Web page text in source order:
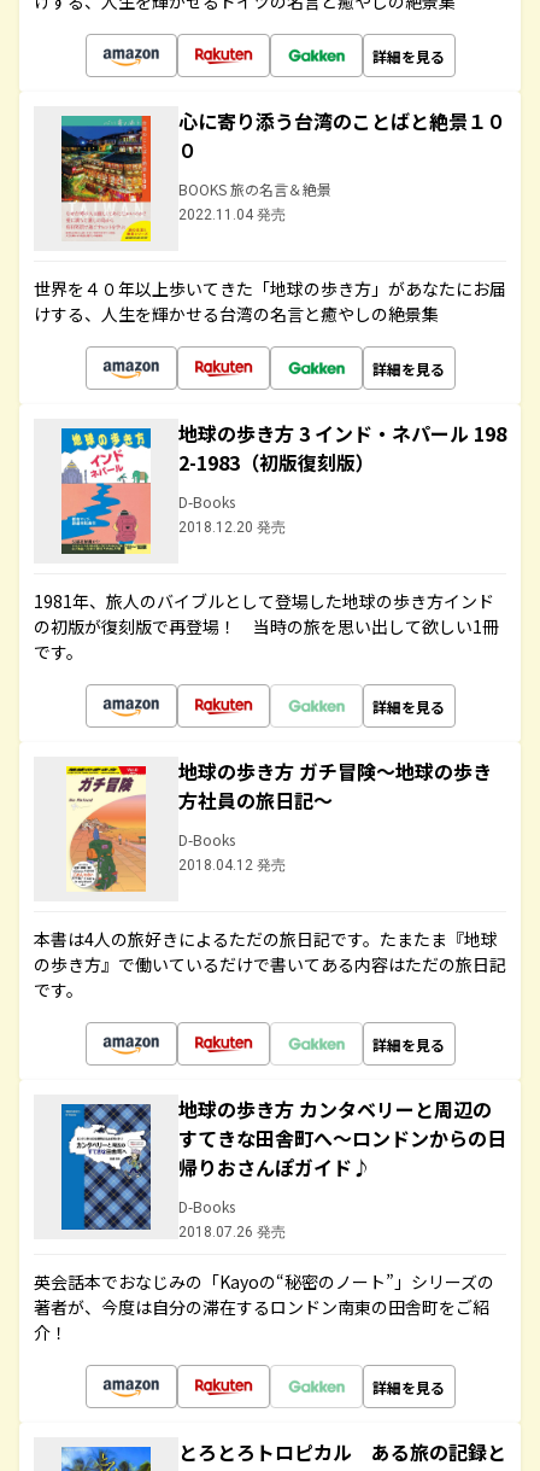
詳細を見る
心に寄り添う台湾のことばと絶景１０
０
BOOKS 旅の名言＆絶景
2022.11.04 発売
世界を４０年以上歩いてきた「地球の歩き方」があなたにお届
けする、人生を輝かせる台湾の名言と癒やしの絶景集
詳細を見る
地球の歩き方 3 インド・ネパール 198
2-1983（初版復刻版）
D-Books
2018.12.20 発売
1981年、旅人のバイブルとして登場した地球の歩き方インド
の初版が復刻版で再登場！ 当時の旅を思い出して欲しい1冊
です。
詳細を見る
地球の歩き方 ガチ冒険～地球の歩き
方社員の旅日記～
D-Books
2018.04.12 発売
本書は4人の旅好きによるただの旅日記です。たまたま『地球
の歩き方』で働いているだけで書いてある内容はただの旅日記
です。
詳細を見る
地球の歩き方 カンタベリーと周辺の
すてきな田舎町へ～ロンドンからの日
帰りおさんぽガイド♪
D-Books
2018.07.26 発売
英会話本でおなじみの「Kayoの“秘密のノート”」シリーズの
著者が、今度は自分の滞在するロンドン南東の田舎町をご紹
介！
詳細を見る
とろとろトロピカル ある旅の記録と